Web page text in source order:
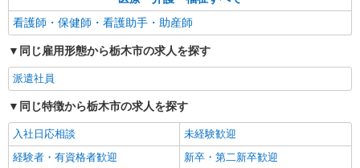
業務委託
SOMPOヘルスサポート株式会社 全支援対応コース
保健師・管理栄養士 特定保健指導
業所一括面談(対面) 1日：10,000円〜14,716円 ・
個別訪問(対面) 1件：4,286円〜5,239円 ・遠隔面
1,000円〜1,429円 ・ICTメール支援 1件：500円
※上記金額に消費税を加えた金額をお支払いいた
します ※交通費・電話代は弊社負担。その他、支
【活動エリア】栃木県栃木市及びその周辺
キープ 詳細を見る
看護師・保健師・看護助手・助産師
同じ雇用形態から栃木市の求人を探す
派遣社員
同じ特徴から栃木市の求人を探す
入社日応相談
未経験歓迎
経験者・有資格者歓迎
新卒・第二新卒歓迎